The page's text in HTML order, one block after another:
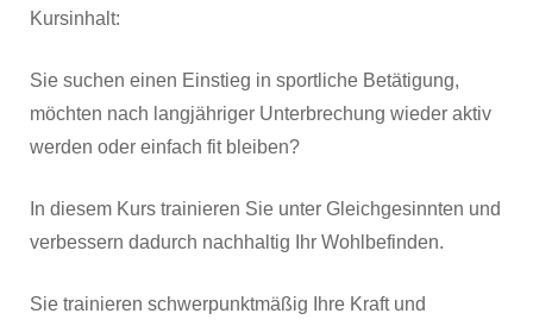
Kursinhalt:
Sie suchen einen Einstieg in sportliche Betätigung,
möchten nach langjähriger Unterbrechung wieder aktiv
werden oder einfach fit bleiben?
In diesem Kurs trainieren Sie unter Gleichgesinnten und
verbessern dadurch nachhaltig Ihr Wohlbefinden.
Sie trainieren schwerpunktmäßig Ihre Kraft und